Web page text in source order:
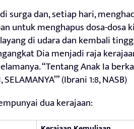
surga dan, setiap hari,
untuk menghapus dosa-dosa
di udara dan kembali
Dia menjadi raja
“Tentang Anak Ia
(Ibrani 1:8, NASB)
dua kerajaan: